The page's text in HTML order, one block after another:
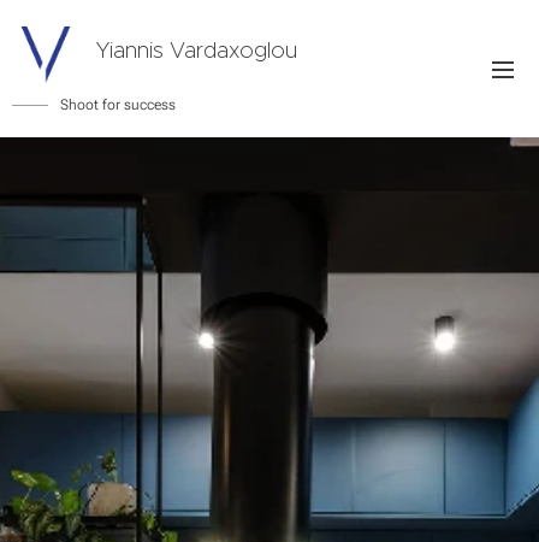
Yiannis Vardaxoglou
Shoot for success